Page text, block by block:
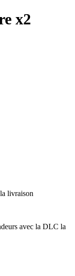
x2
livraison
avec la DLC la